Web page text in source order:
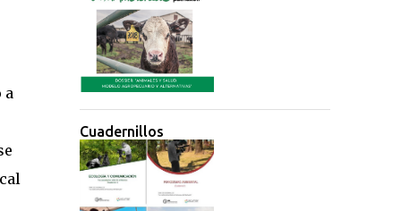
a
Cuadernillos